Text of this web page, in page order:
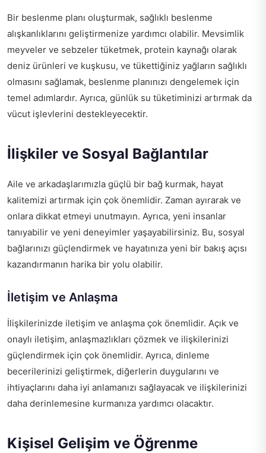
Bir beslenme planı oluşturmak, sağlıklı beslenme
alışkanlıklarını geliştirmenize yardımcı olabilir. Mevsimlik
meyveler ve sebzeler tüketmek, protein kaynağı olarak
deniz ürünleri ve kuşkusu, ve tükettiğiniz yağların sağlıklı
olmasını sağlamak, beslenme planınızı dengelemek için
temel adımlardır. Ayrıca, günlük su tüketiminizi artırmak da
vücut işlevlerini destekleyecektir.
İlişkiler ve Sosyal Bağlantılar
Aile ve arkadaşlarımızla güçlü bir bağ kurmak, hayat
kalitemizi artırmak için çok önemlidir. Zaman ayırarak ve
onlara dikkat etmeyi unutmayın. Ayrıca, yeni insanlar
tanıyabilir ve yeni deneyimler yaşayabilirsiniz. Bu, sosyal
bağlarınızı güçlendirmek ve hayatınıza yeni bir bakış açısı
kazandırmanın harika bir yolu olabilir.
İletişim ve Anlaşma
İlişkilerinizde iletişim ve anlaşma çok önemlidir. Açık ve
onaylı iletişim, anlaşmazlıkları çözmek ve ilişkilerinizi
güçlendirmek için çok önemlidir. Ayrıca, dinleme
becerilerinizi geliştirmek, diğerlerin duygularını ve
ihtiyaçlarını daha iyi anlamanızı sağlayacak ve ilişkilerinizi
daha derinlemesine kurmanıza yardımcı olacaktır.
Kişisel Gelişim ve Öğrenme